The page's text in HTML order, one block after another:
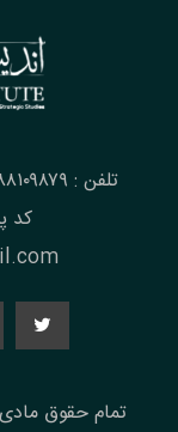
تلفن : ۰۲۱۸۸۱۰۹۸۷۹
کد
تمام حقوق